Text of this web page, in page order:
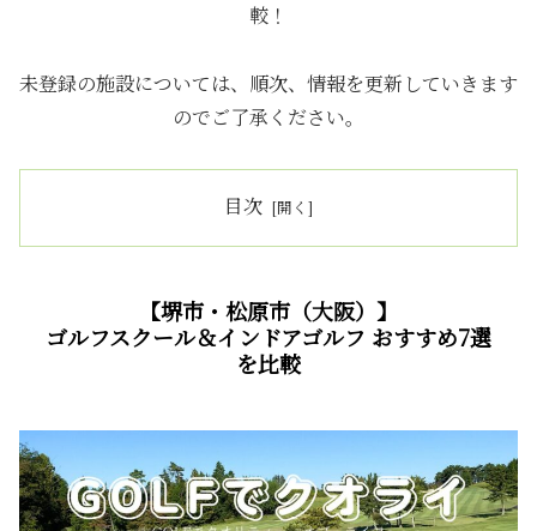
較！
未登録の施設については、順次、情報を更新していきます
のでご了承ください。
目次
【堺市・松原市（大阪）】
ゴルフスクール＆インドアゴルフ おすすめ7選
を比較